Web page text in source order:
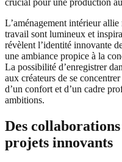
crucial pour une production
L’aménagement intérieur
travail sont lumineux et
révèlent l’identité innovante
une ambiance propice à la
La possibilité d’enregistrer
aux créateurs de se
d’un confort et d’un cadre
ambitions.
Des
projets innovants